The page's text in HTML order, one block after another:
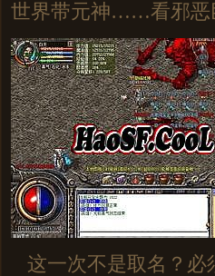
世界带元神……看邪恶
这一次不是取名？必